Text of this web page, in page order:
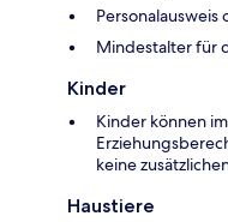
Mindestalter für
Kinder
Kinder können
keine
Haustiere